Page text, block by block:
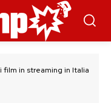
film in streaming in Italia